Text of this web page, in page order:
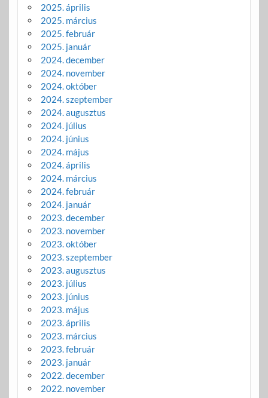
2025. április
2025. március
2025. február
2025. január
2024. december
2024. november
2024. október
2024. szeptember
2024. augusztus
2024. július
2024. június
2024. május
2024. április
2024. március
2024. február
2024. január
2023. december
2023. november
2023. október
2023. szeptember
2023. augusztus
2023. július
2023. június
2023. május
2023. április
2023. március
2023. február
2023. január
2022. december
2022. november